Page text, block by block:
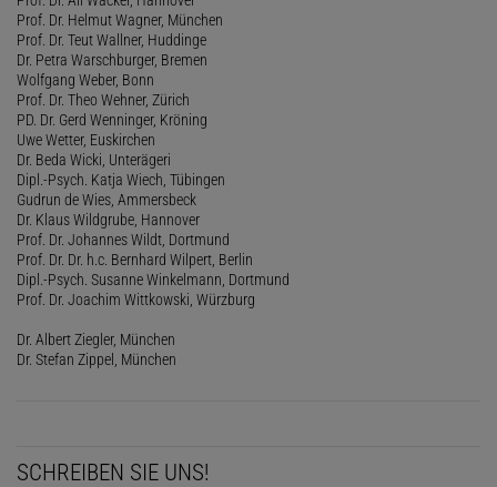
Prof. Dr. Helmut Wagner, München
Prof. Dr. Teut Wallner, Huddinge
Dr. Petra Warschburger, Bremen
Wolfgang Weber, Bonn
Prof. Dr. Theo Wehner, Zürich
PD. Dr. Gerd Wenninger, Kröning
Uwe Wetter, Euskirchen
Dr. Beda Wicki, Unterägeri
Dipl.-Psych. Katja Wiech, Tübingen
Gudrun de Wies, Ammersbeck
Dr. Klaus Wildgrube, Hannover
Prof. Dr. Johannes Wildt, Dortmund
Prof. Dr. Dr. h.c. Bernhard Wilpert, Berlin
Dipl.-Psych. Susanne Winkelmann, Dortmund
Prof. Dr. Joachim Wittkowski, Würzburg
Dr. Albert Ziegler, München
Dr. Stefan Zippel, München
SCHREIBEN SIE UNS!